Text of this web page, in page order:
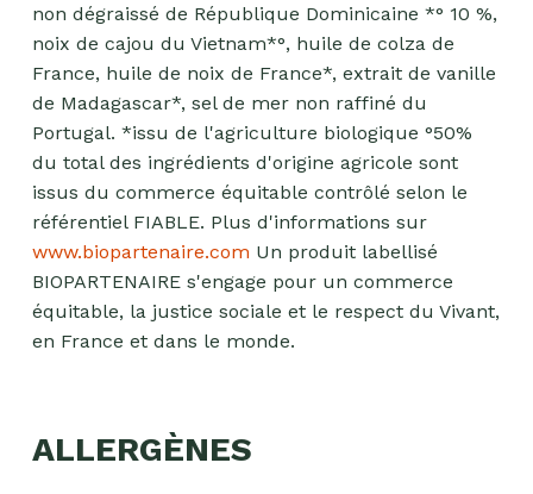
non dégraissé de République Dominicaine *° 10 %,
noix de cajou du Vietnam*°, huile de colza de
France, huile de noix de France*, extrait de vanille
de Madagascar*, sel de mer non raffiné du
Portugal. *issu de l'agriculture biologique °50%
du total des ingrédients d'origine agricole sont
issus du commerce équitable contrôlé selon le
référentiel FIABLE. Plus d'informations sur
www.biopartenaire.com Un produit labellisé
BIOPARTENAIRE s'engage pour un commerce
équitable, la justice sociale et le respect du Vivant,
en France et dans le monde.
ALLERGÈNES